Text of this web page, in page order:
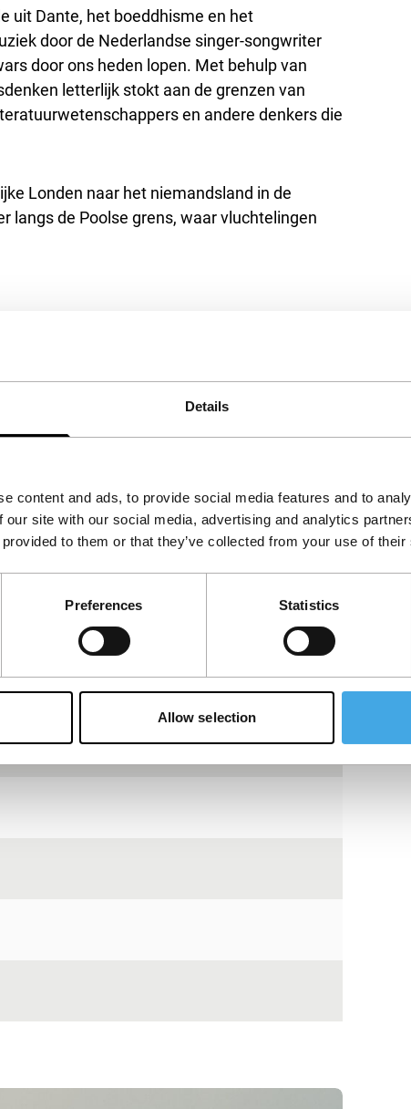
Details
content and ads, to provide social media features and to
our site with our social media, advertising and analytics
to them or that they’ve collected from your use of
Preferences Statistics
Allow selection
uit Dante, het boeddhisme en het
door de Nederlandse singer-songwriter
door ons heden lopen. Met behulp van
letterlijk stokt aan de grenzen van
en andere denkers die
Londen naar het niemandsland in de
langs de Poolse grens, waar vluchtelingen
van Blaudzun (dit is reeds inbegrepen
accepteren van de
Bekijk op YouTube